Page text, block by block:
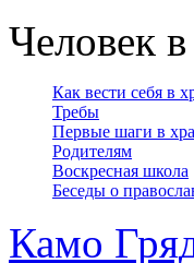
Человек
Как вести себя в
Требы
Первые шаги в
Родителям
Воскресная школа
Беседы о
Камо